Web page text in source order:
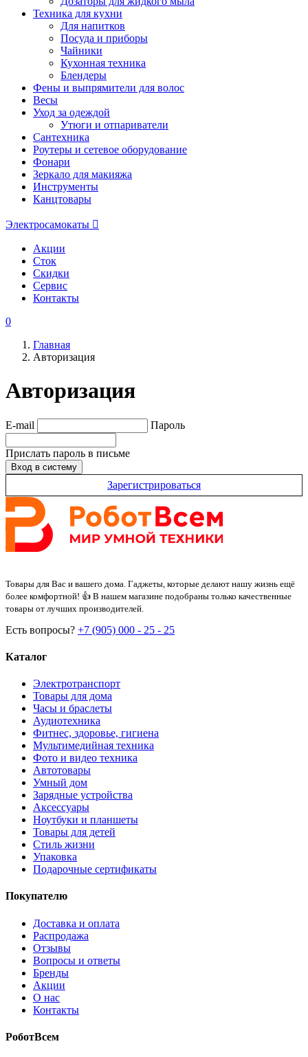
Техника для кухни
Для напитков
Посуда и приборы
Чайники
Кухонная техника
Блендеры
Фены и выпрямители для волос
Весы
Уход за одеждой
Утюги и отпариватели
Сантехника
Роутеры и сетевое оборудование
Фонари
Зеркало для макияжа
Инструменты
Канцтовары
Электросамокаты
Акции
Сток
Скидки
Сервис
Контакты
0
Главная
Авторизация
Авторизация
E-mail Пароль
Прислать пароль в письме
Зарегистрироваться
Товары для Вас и вашего дома. Гаджеты, которые делают нашу жизнь ещё
более комфортной! 👍 В нашем магазине подобраны только качественные
товары от лучших производителей.
Есть вопросы? +7 (905) 000 - 25 - 25
Каталог
Электротранспорт
Товары для дома
Часы и браслеты
Аудиотехника
Фитнес, здоровье, гигиена
Мультимедийная техника
Фото и видео техника
Автотовары
Умный дом
Зарядные устройства
Аксессуары
Ноутбуки и планшеты
Товары для детей
Стиль жизни
Упаковка
Подарочные сертификаты
Покупателю
Доставка и оплата
Распродажа
Отзывы
Вопросы и ответы
Бренды
Акции
О нас
Контакты
РоботВсем